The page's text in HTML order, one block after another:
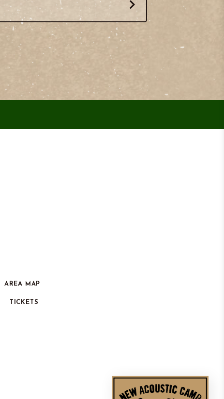
AREA MAP
TICKETS